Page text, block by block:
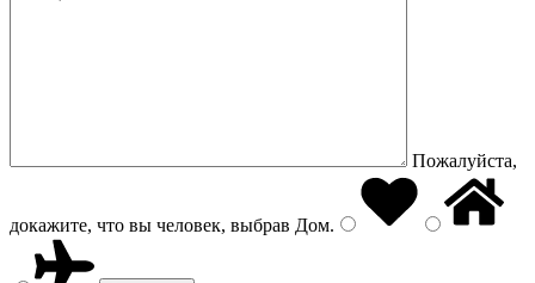
Пожалуйста,
докажите, что вы человек, выбрав Дом.